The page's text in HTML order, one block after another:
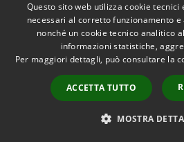
NOVITÀ
Notizie
Comunicati
Avvisi
VIVERE IL COMUNE
Questo sito web utilizza cookie
necessari al corretto funzionamento
nonché un cookie tecnico analitico
informazioni statistiche,
Per maggiori dettagli, può consultare la
ACCETTA TUTTO
MOSTRA